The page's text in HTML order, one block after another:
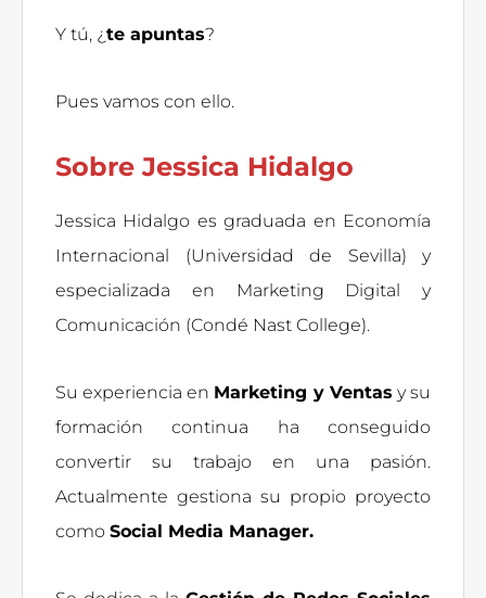
Y tú, ¿te apuntas?
Pues vamos con ello.
Sobre Jessica Hidalgo
Jessica Hidalgo es graduada en Economía
Internacional (Universidad de Sevilla) y
especializada en Marketing Digital y
Comunicación (Condé Nast College).
Su experiencia en Marketing y Ventas y su
formación continua ha conseguido
convertir su trabajo en una pasión.
Actualmente gestiona su propio proyecto
como Social Media Manager.